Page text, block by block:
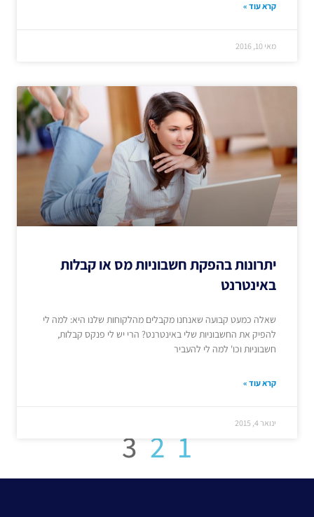
קרא עוד »
מאי 10, 2016
יתרונות בהפקת חשבוניות מס או קבלות
באינטרנט
שאלה כמעט קבועה שאנחנו מקבלים מהלקוחות שלנו היא: למה לי
להפיק את החשבוניות שלי באינטרנט? הרי יש לי פנקס קבלות,
חשבוניות וכו' למה לי להעביר
קרא עוד »
ינואר 4, 2015
1
2
3